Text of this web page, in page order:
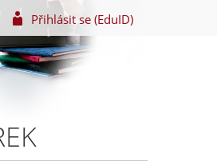
Přihlásit se (EduID)